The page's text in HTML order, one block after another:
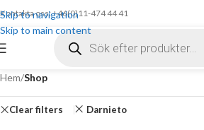
Skip to navigation
Skip to main content
Kontakta oss: +46(0)11-474 44 41
Hem/Shop
Clear filters Darnieto